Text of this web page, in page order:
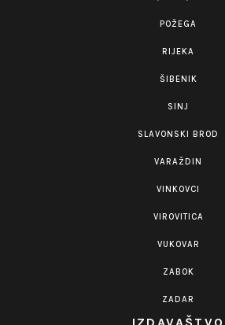
POŽEGA
RIJEKA
ŠIBENIK
SINJ
SLAVONSKI BROD
VARAŽDIN
VINKOVCI
VIROVITICA
VUKOVAR
ZABOK
ZADAR